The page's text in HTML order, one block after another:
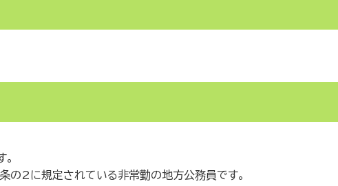
の2に規定されている非常勤の地方公務員です。